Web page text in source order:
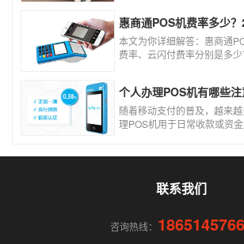
使用！
本文为你详细解答：惠商通
费率、云闪付费率分别是多少
随着移动支付的普及，越来
理POS机用于日常收款或资
联系我们
咨询热线：